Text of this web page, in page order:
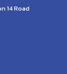
14 Road